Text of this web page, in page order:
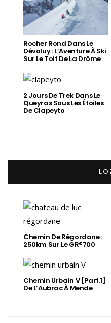
Rocher Rond Dans Le
Dévoluy : L’Aventure À Ski
Sur Le Toit De La Drôme
2 Jours De Trek Dans Le
Queyras Sous Les Étoiles
De Clapeyto
Chemin De Régordane :
250km Sur Le GR®700
Chemin Urbain V [Part.1]
De L’Aubrac À Mende